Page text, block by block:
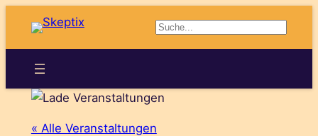
Suchen
« Alle Veranstaltungen